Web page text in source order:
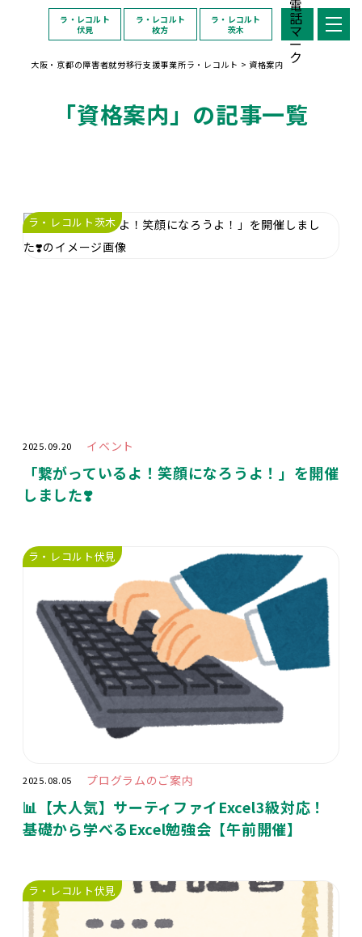
ラ・レコルト
伏見
ラ・レコルト
枚方
ラ・レコルト
茨木
大阪・京都の障害者就労移行支援事業所ラ・レコルト > 資格案内
「資格案内」の記事一覧
ラ・レコルト茨木
2025.09.20 イベント
「繋がっているよ！笑顔になろうよ！」を開催
しました❣️
ラ・レコルト伏見
2025.08.05 プログラムのご案内
📊【大人気】サーティファイExcel3級対応！
基礎から学べるExcel勉強会【午前開催】
ラ・レコルト伏見